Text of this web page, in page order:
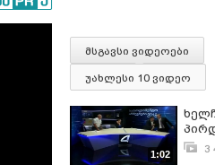
მსგავსი ვიდეოები
უახლესი 10 ვიდეო
1:02 3